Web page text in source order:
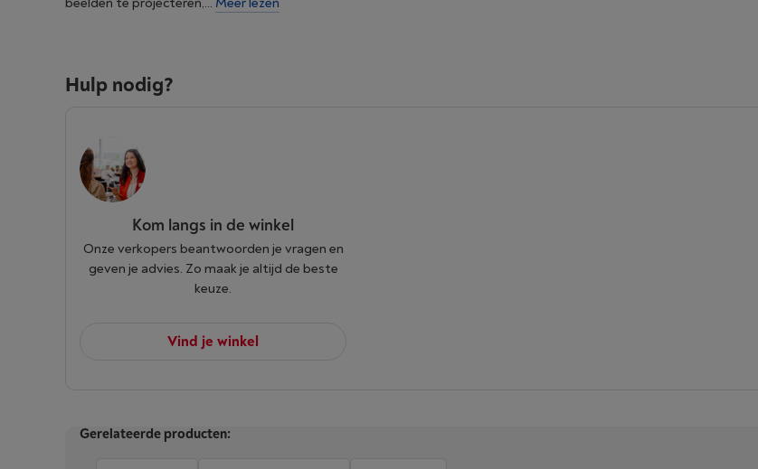
Hulp nodig?
Kom langs in de winkel
Onze verkopers beantwoorden je vragen en
geven je advies. Zo maak je altijd de beste
keuze.
Vind je winkel
Gerelateerde producten: